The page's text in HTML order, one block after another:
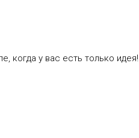
когда у вас есть только идея!